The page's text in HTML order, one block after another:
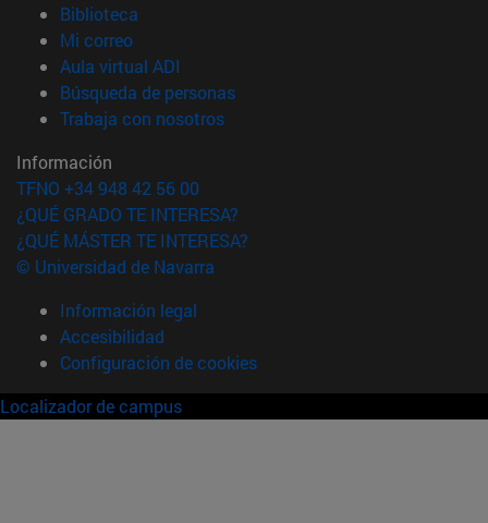
Biblioteca
Mi correo(abre en nueva ventana)
Aula virtual ADI
Búsqueda de personas(abre en nueva ventana)
Trabaja con nosotros(abre en nueva ventana)
Información
TFNO +34 948 42 56 00
¿QUÉ GRADO TE INTERESA?
¿QUÉ MÁSTER TE INTERESA?
© Universidad de Navarra
Información legal
Accesibilidad
Configuración de cookies
Localizador de campus